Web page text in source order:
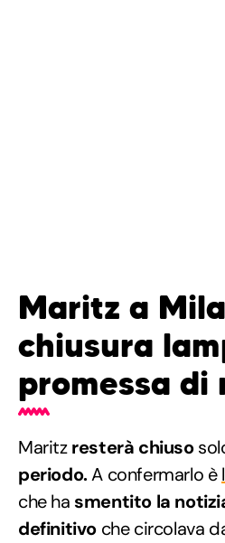
Maritz a
chiusura
promessa di
Maritzresterà chiuso
periodo.A confermarlo è
che ha smentito la
definitivo che circolava